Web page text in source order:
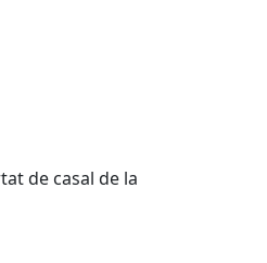
de casal de la